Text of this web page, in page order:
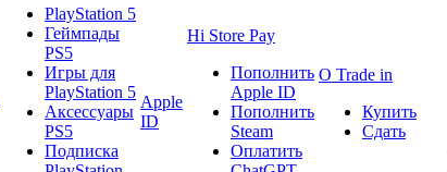
PlayStation 5
Геймпады
PS5
Игры для
PlayStation 5
Аксессуары
PS5
Подписка
Apple
ID
Hi Store Pay
Пополнить
Apple ID
Пополнить
Steam
Оплатить
О Trade in
Купить
Сдать